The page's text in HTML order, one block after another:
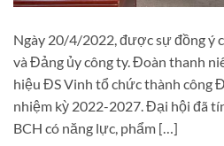
Ngày 20/4/2022, được sự đồng ý
và Đảng ủy công ty. Đoàn thanh
hiệu ĐS Vinh tổ chức thành công
nhiệm kỳ 2022-2027. Đại hội đã
BCH có năng lực, phẩm […]